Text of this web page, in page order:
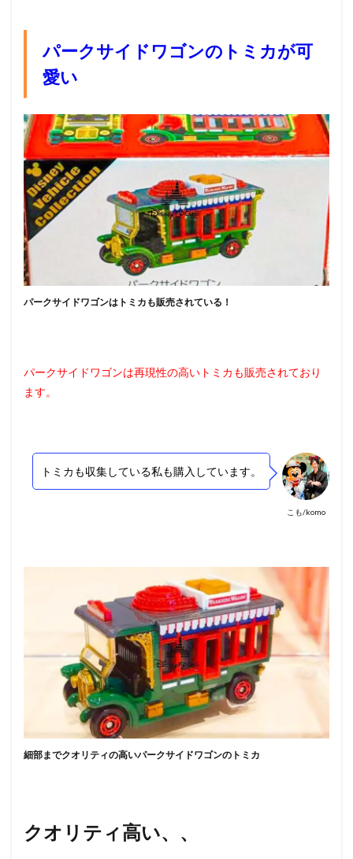
パークサイドワゴンのトミカが可
愛い
パークサイドワゴンはトミカも販売されている！
パークサイドワゴンは再現性の高いトミカも販売されており
ます。
こも/komo
トミカも収集している私も購入しています。
細部までクオリティの高いパークサイドワゴンのトミカ
クオリティ高い、、